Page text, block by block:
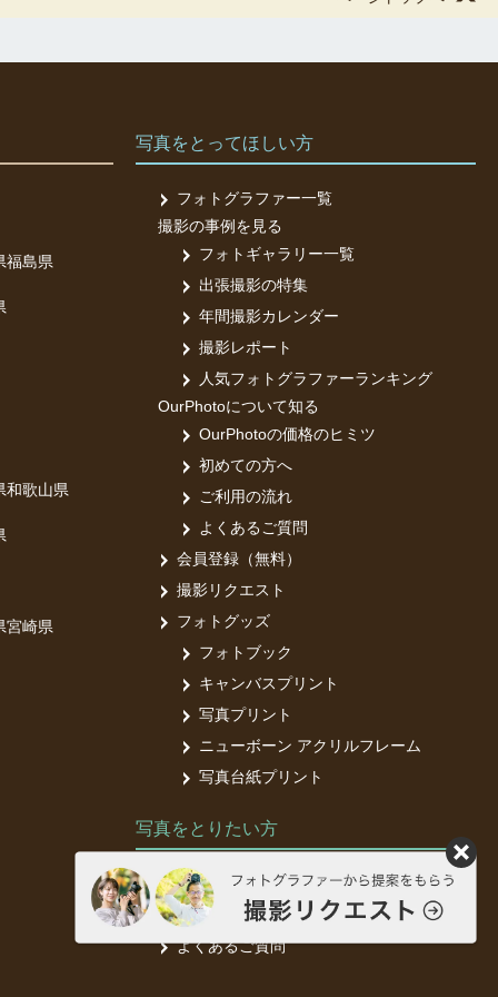
福島県
和歌山県
宮崎県
写真をとってほしい方
フォトグラファー一覧
撮影の事例を見る
フォトギャラリー一覧
出張撮影の特集
年間撮影カレンダー
撮影レポート
人気フォトグラファーランキング
OurPhotoについて知る
OurPhotoの価格のヒミツ
初めての方へ
ご利用の流れ
よくあるご質問
会員登録（無料）
撮影リクエスト
フォトグッズ
フォトブック
キャンバスプリント
写真プリント
ニューボーン アクリルフレーム
写真台紙プリント
写真をとりたい方
フォトグラファー募集中
フォトグラファー登録（無料）
よくあるご質問